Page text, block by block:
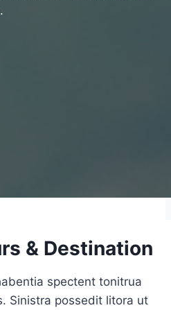
& Destination
spectent tonitrua
Sinistra possedit litora ut